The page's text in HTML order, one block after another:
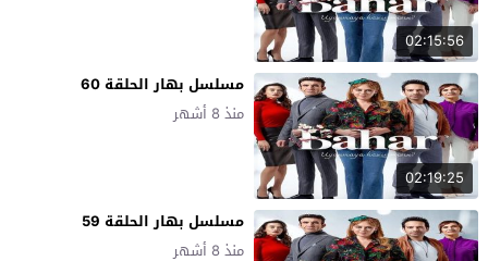
02:15:56
02:19:25
مسلسل بهار الحلقة 60
منذ 8 أشهر
مسلسل بهار الحلقة 59
منذ 8 أشهر